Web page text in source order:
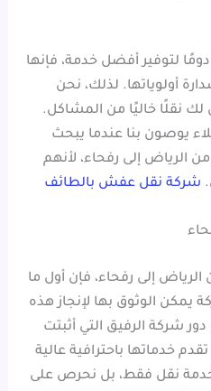
لتوفير أفضل خدمة، فإنها
أولوياتها. لذلك، نحن
لك نقلًا خاليًا من المشاكل.
يوصون بنا عندما يبحث
إلى رفحاء، لأنهم
شركة نقل عفش بالطائف
إلى رفحاء، فإن أول ما
يمكن الوثوق بها لإنجاز هذه
شركة الرفيق التي أثبتت
خدماتها باحترافية عالية
خدمة نقل فقط، بل نحرص على